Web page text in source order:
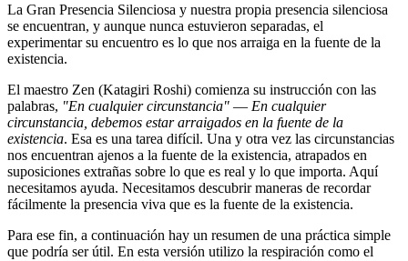
La Gran Presencia Silenciosa y nuestra propia presencia silenciosa
se encuentran, y aunque nunca estuvieron separadas, el
experimentar su encuentro es lo que nos arraiga en la fuente de la
existencia.
El maestro Zen (Katagiri Roshi) comienza su instrucción con las
palabras, "En cualquier circunstancia" ― En cualquier
circunstancia, debemos estar arraigados en la fuente de la
existencia. Esa es una tarea difícil. Una y otra vez las circunstancias
nos encuentran ajenos a la fuente de la existencia, atrapados en
suposiciones extrañas sobre lo que es real y lo que importa. Aquí
necesitamos ayuda. Necesitamos descubrir maneras de recordar
fácilmente la presencia viva que es la fuente de la existencia.
Para ese fin, a continuación hay un resumen de una práctica simple
que podría ser útil. En esta versión utilizo la respiración como el